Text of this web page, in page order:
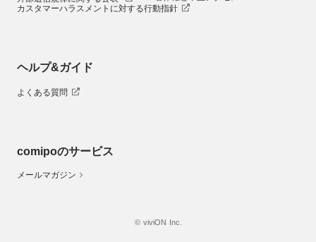
カスタマーハラスメントに対する行動指針
ヘルプ&ガイド
よくある質問
comipoのサービス
メールマガジン
© viviON Inc.